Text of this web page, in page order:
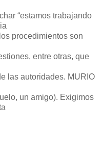
“estamos trabajando
procedimientos son
entre otras, que
las autoridades. MURIO
un amigo). Exigimos